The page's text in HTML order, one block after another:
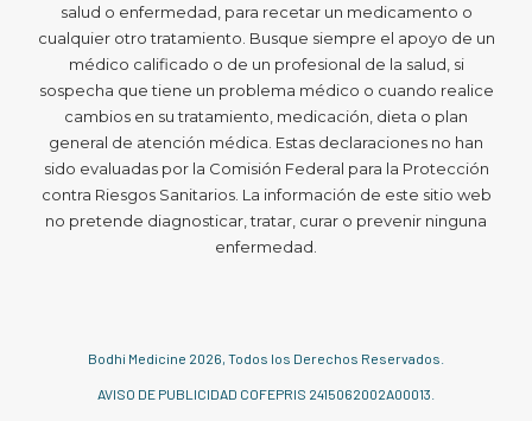
salud o enfermedad, para recetar un medicamento o
cualquier otro tratamiento. Busque siempre el apoyo de un
médico calificado o de un profesional de la salud, si
sospecha que tiene un problema médico o cuando realice
cambios en su tratamiento, medicación, dieta o plan
general de atención médica. Estas declaraciones no han
sido evaluadas por la Comisión Federal para la Protección
contra Riesgos Sanitarios. La información de este sitio web
no pretende diagnosticar, tratar, curar o prevenir ninguna
enfermedad.
Bodhi Medicine 2026, Todos los Derechos Reservados.
AVISO DE PUBLICIDAD COFEPRIS 2415062002A00013.